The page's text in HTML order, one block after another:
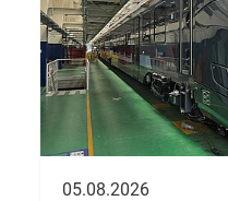
05.08.2026